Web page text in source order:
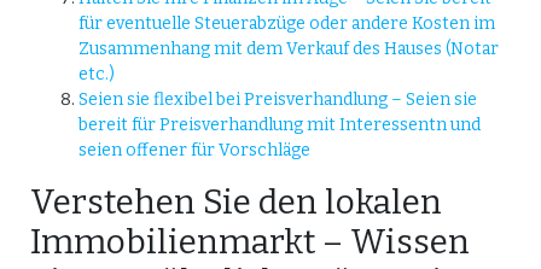
für eventuelle Steuerabzüge oder andere Kosten im
Zusammenhang mit dem Verkauf des Hauses (Notar
etc.)
Seien sie flexibel bei Preisverhandlung – Seien sie
bereit für Preisverhandlung mit Interessentn und
seien offener für Vorschläge
Verstehen Sie den lokalen
Immobilienmarkt – Wissen